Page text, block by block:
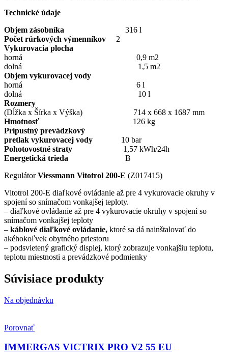
Technické údaje
Objem zásobníka
316 l
Počet rúrkových výmenníkov
2
Vykurovacia plocha
horná 0,9 m2
dolná 1,5 m2
Objem vykurovacej vody
horná 6 l
dolná 10 l
Rozmery
(Dĺžka x Šírka x Výška) 714 x 668 x 1687 mm
Hmotnosť126 kg
Prípustný prevádzkový
pretlak vykurovacej vody 10 bar
Pohotovostné straty
1,57 kWh/24h
Energetická trieda
B
RegulátorViessmann Vitotrol 200-E (Z017415)
Vitotrol 200-E diaľkové ovládanie až pre 4 vykurovacie okruhy v
spojení so snímačom vonkajšej teploty.
– diaľkové ovládanie až pre 4 vykurovacie okruhy v spojení so
snímačom vonkajšej teploty
– káblové diaľkové ovládanie, ktoré sa dá nainštalovať do
akéhokoľvek obytného priestoru
– podsvietený grafický displej, ktorý zobrazuje vonkajšiu teplotu,
teplotu miestnosti a prevádzkové podmienky
Súvisiace produkty
Na objednávku
Porovnať
IMMERGAS VICTRIX PRO V2 55 EU